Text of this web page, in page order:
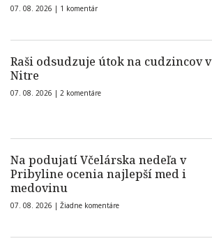
07. 08. 2026 | 1 komentár
Raši odsudzuje útok na cudzincov v
Nitre
07. 08. 2026 | 2 komentáre
Na podujatí Včelárska nedeľa v
Pribyline ocenia najlepší med i
medovinu
07. 08. 2026 | Žiadne komentáre